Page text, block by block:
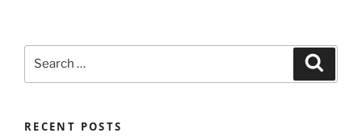
RECENT POSTS